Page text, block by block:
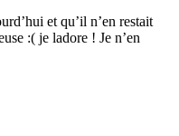
et qu’il n’en restait
:( je ladore ! Je n’en